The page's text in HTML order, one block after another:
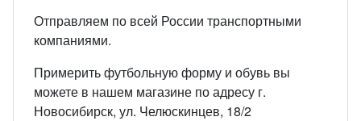
Отправляем по всей России транспортными
компаниями.
Примерить футбольную форму и обувь вы
можете в нашем магазине по адресу г.
Новосибирск, ул. Челюскинцев, 18/2